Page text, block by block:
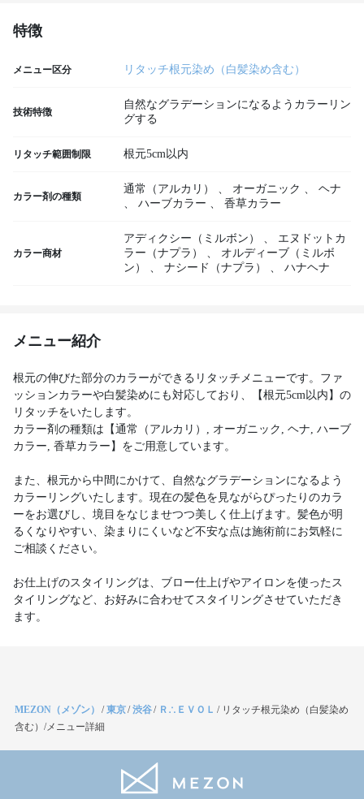
特徴
メニュー区分 リタッチ根元染め（白髪染め含む）
技術特徴
自然なグラデーションになるようカラーリン
グする
リタッチ範囲制限 根元5cm以内
カラー剤の種類
通常（アルカリ） 、 オーガニック 、
ヘナ
、
ハーブカラー 、 香草カラー
カラー商材
アディクシー（ミルボン） 、
エヌドットカ
ラー（ナプラ）
、
オルディーブ（ミルボ
ン）
、 ナシード（ナプラ） 、 ハナヘナ
メニュー紹介
根元の伸びた部分のカラーができるリタッチメニューです。ファ
ッションカラーや白髪染めにも対応しており、【根元5cm以内】の
リタッチをいたします。
カラー剤の種類は【通常（アルカリ）, オーガニック, ヘナ, ハーブ
カラー, 香草カラー】をご用意しています。
また、根元から中間にかけて、自然なグラデーションになるよう
カラーリングいたします。現在の髪色を見ながらぴったりのカラ
ーをお選びし、境目をなじませつつ美しく仕上げます。髪色が明
るくなりやすい、染まりにくいなど不安な点は施術前にお気軽に
ご相談ください。
お仕上げのスタイリングは、ブロー仕上げやアイロンを使ったス
タイリングなど、お好みに合わせてスタイリングさせていただき
ます。
MEZON（メゾン） /東京/渋谷/ Ｒ∴ＥＶＯＬ / リタッチ根元染め（白髪染め
含む）/メニュー詳細